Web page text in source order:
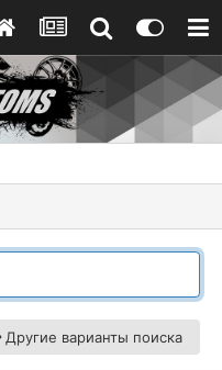
Другие варианты поиска